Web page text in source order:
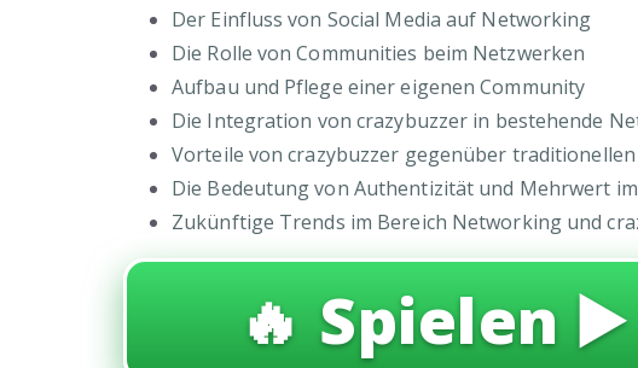
Der Einfluss von Social Media auf Networking
Die Rolle von Communities beim Netzwerken
Aufbau und Pflege einer eigenen Community
Die Integration von crazybuzzer in bestehende
Vorteile von crazybuzzer gegenüber
Die Bedeutung von Authentizität und Mehrwert
Zukünftige Trends im Bereich Networking und
🔥 Spielen ▶️